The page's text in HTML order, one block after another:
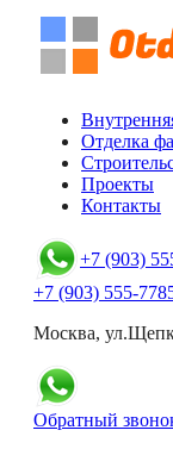
Отделка
Проекты
Контакты
+7 (903)
+7 (903) 555-
Москва,
Обратный